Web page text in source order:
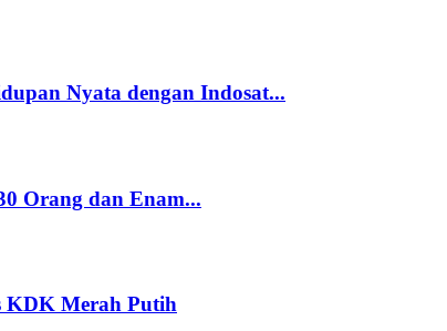
Nyata dengan Indosat...
Orang dan Enam...
KDK Merah Putih